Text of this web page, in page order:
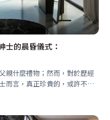
士的晨昏儀式：
親什麼禮物；然而，對於歷經
而言，真正珍貴的，或許不是